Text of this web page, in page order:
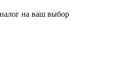
на ваш выбор